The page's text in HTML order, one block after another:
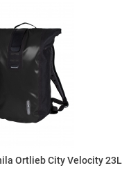
Ortlieb City Velocity 23L